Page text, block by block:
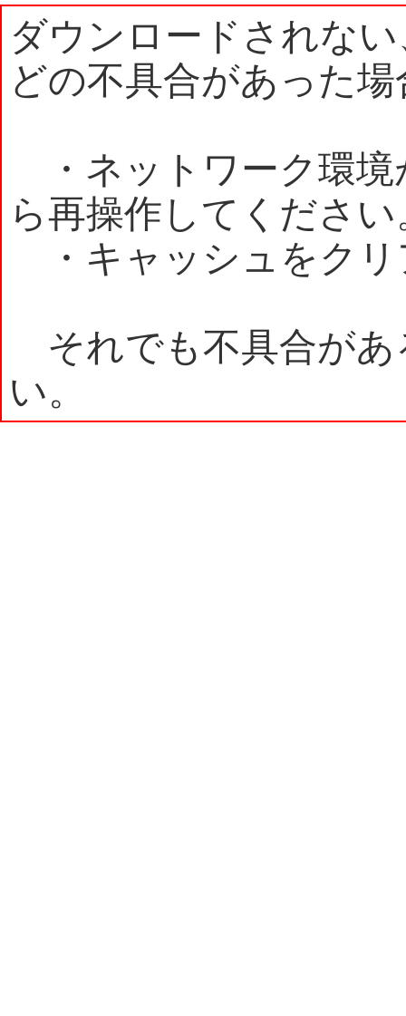
ダウンロードされな
どの不具合があった
・ネットワーク環境
ら再操作してください
・キャッシュをクリ
それでも不具合があ
い。